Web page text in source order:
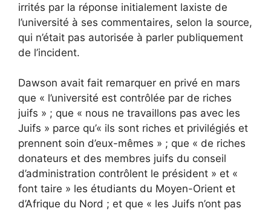
irrités par la réponse initialement laxiste de
l’université à ses commentaires, selon la source,
qui n’était pas autorisée à parler publiquement
de l’incident.
Dawson avait fait remarquer en privé en mars
que « l’université est contrôlée par de riches
juifs » ; que « nous ne travaillons pas avec les
Juifs » parce qu’« ils sont riches et privilégiés et
prennent soin d’eux-mêmes » ; que « de riches
donateurs et des membres juifs du conseil
d’administration contrôlent le président » et «
font taire » les étudiants du Moyen-Orient et
d’Afrique du Nord ; et que « les Juifs n’ont pas